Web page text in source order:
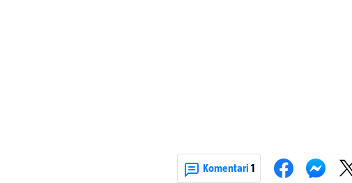
Komentari 1